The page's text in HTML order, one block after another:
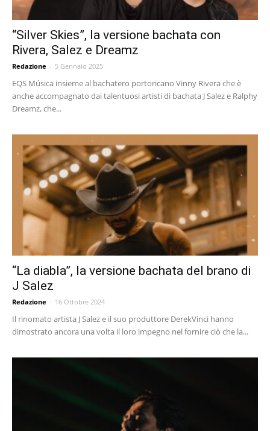
“Silver Skies”, la versione bachata con
Rivera, Salez e Dreamz
Redazione - 5 Gennaio 2025
EQS Música insieme al bachatero portoricano Vinny Rivera che è
anche accompagnato dai talentuosi artisti di bachata J Salez e Ralphy
Dreamz, che...
“La diabla”, la versione bachata del brano di
J Salez
Redazione - 16 Ottobre 2024
Il rinomato artista J Salez e il suo produttore DerekVinci hanno
dimostrato ancora una volta il loro impegno nel fornire ciò che la...